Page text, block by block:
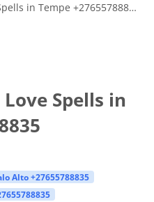
#Rekindling Lost Love Spells in Tempe +27655788835
Spells in
Alto +27655788835